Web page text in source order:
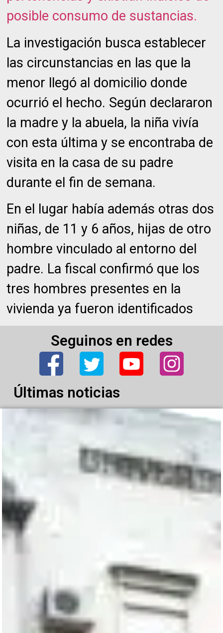
posible consumo de sustancias.
La investigación busca establecer
las circunstancias en las que la
menor llegó al domicilio donde
ocurrió el hecho. Según declararon
la madre y la abuela, la niña vivía
con esta última y se encontraba de
visita en la casa de su padre
durante el fin de semana.
En el lugar había además otras dos
niñas, de 11 y 6 años, hijas de otro
hombre vinculado al entorno del
padre. La fiscal confirmó que los
tres hombres presentes en la
vivienda ya fueron identificados
Seguinos en redes
Últimas noticias